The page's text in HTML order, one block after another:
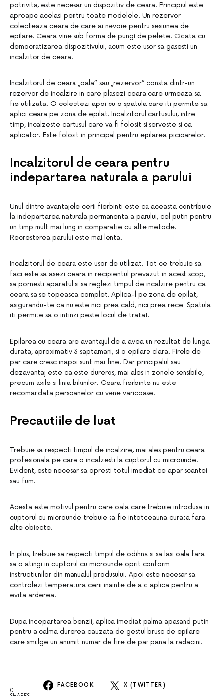
potrivita, este necesar un dispozitiv de ceara. Principiul este
aproape acelasi pentru toate modelele. Un rezervor
colecteaza ceara de care ai nevoie pentru sesiunea de
epilare. Ceara vine sub forma de pungi de pelete. Odata cu
democratizarea dispozitivului, acum este usor sa gasesti un
incalzitor de ceara.
Incalzitorul de ceara „oala” sau „rezervor” consta dintr-un
rezervor de incalzire in care plasezi ceara care urmeaza sa
fie utilizata. O colectezi apoi cu o spatula care iti permite sa
aplici ceara pe zona de epilat. Incalzitorul cartusului, intre
timp, incalzeste cartusul care va fi folosit si serveste si ca
aplicator. Este folosit in principal pentru epilarea picioarelor.
Incalzitorul de ceara pentru
indepartarea naturala a parului
Unul dintre avantajele cerii fierbinti este ca aceasta contribuie
la indepartarea naturala permanenta a parului, cel putin pentru
un timp mult mai lung in comparatie cu alte metode.
Recresterea parului este mai lenta.
Incalzitorul de ceara este usor de utilizat. Tot ce trebuie sa
faci este sa asezi ceara in recipientul prevazut in acest scop,
sa pornesti aparatul si sa reglezi timpul de incalzire pentru ca
ceara sa se topeasca complet. Aplica-l pe zona de epilat,
asigurandu-te ca nu este nici prea cald, nici prea rece. Spatula
iti permite sa o intinzi peste locul de tratat.
Epilarea cu ceara are avantajul de a avea un rezultat de lunga
durata, aproximativ 3 saptamani, si o epilare clara. Firele de
par care cresc inapoi sunt mai fine. Dar principalul sau
dezavantaj este ca este dureros, mai ales in zonele sensibile,
precum axile si linia bikinilor. Ceara fierbinte nu este
recomandata persoanelor cu vene varicoase.
Precautiile de luat
Trebuie sa respecti timpul de incalzire, mai ales pentru ceara
profesionala pe care o incalzesti la cuptorul cu microunde.
Evident, este necesar sa opresti totul imediat ce apar scantei
sau fum.
Acesta este motivul pentru care oala care trebuie introdusa in
cuptorul cu microunde trebuie sa fie intotdeauna curata fara
alte obiecte.
In plus, trebuie sa respecti timpul de odihna si sa lasi oala fara
sa o atingi in cuptorul cu microunde oprit conform
instructiunilor din manualul produsului. Apoi este necesar sa
controlezi temperatura cerii inainte de a o aplica pentru a
evita arderea.
Dupa indepartarea benzii, aplica imediat palma apasand putin
pentru a calma durerea cauzata de gestul brusc de epilare
care smulge un anumit numar de fire de par pana la radacini.
0
FACEBOOK X (TWITTER)